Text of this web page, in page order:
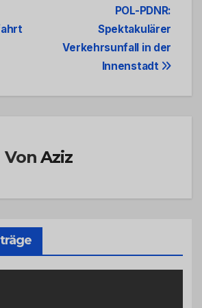
POL-PDNR:
Spektakulärer
Verkehrsunfall in der
Innenstadt
VonAziz